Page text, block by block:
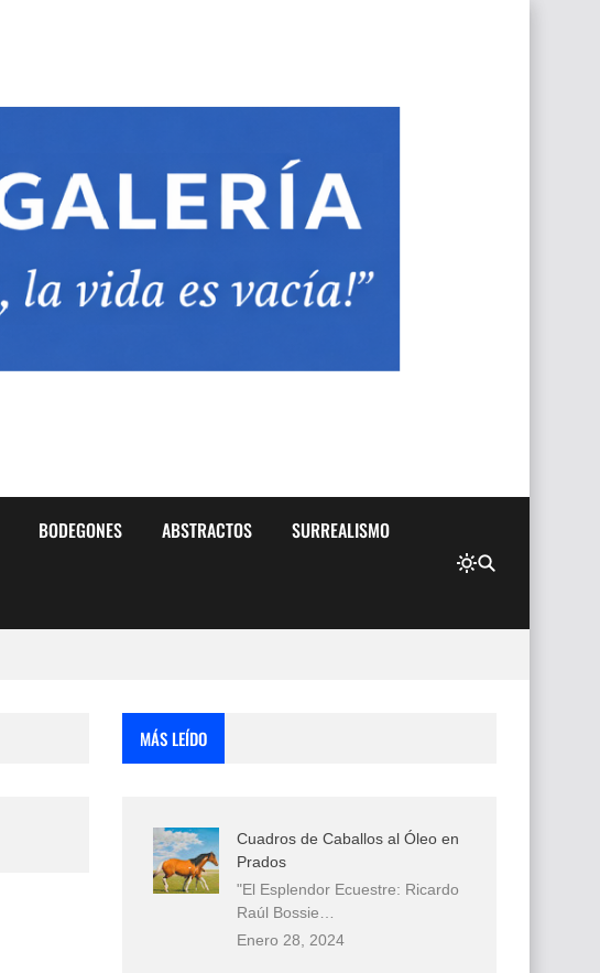
BODEGONES ABSTRACTOS SURREALISMO
MÁS LEÍDO
Cuadros de Caballos al Óleo en
Prados
"El Esplendor Ecuestre: Ricardo
Raúl Bossie…
Enero 28, 2024